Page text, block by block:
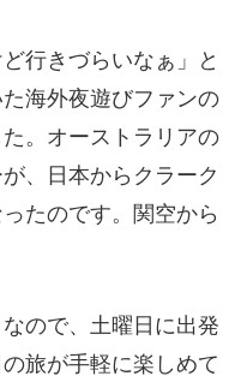
行きづらいなぁ」と
海外夜遊びファンの
。オーストラリアの
、日本からクラーク
たのです。関空から
ので、土曜日に出発
旅が手軽に楽しめて